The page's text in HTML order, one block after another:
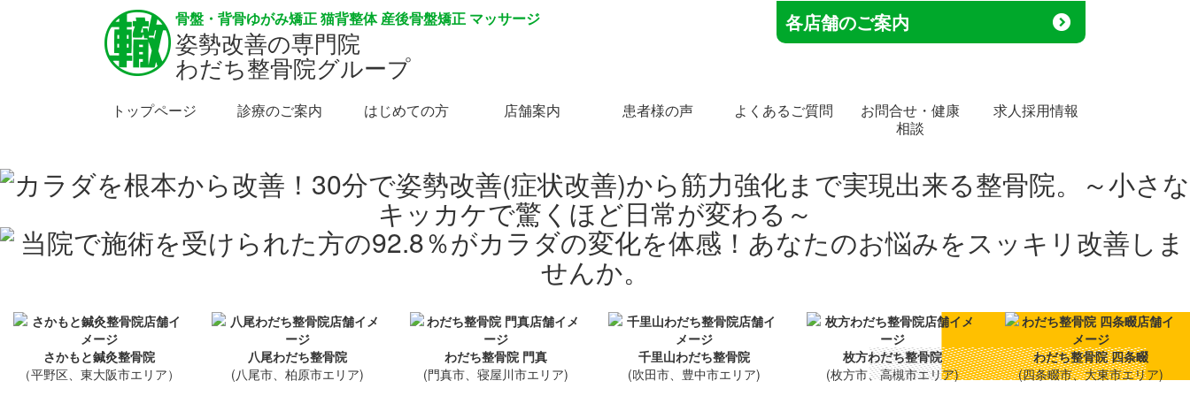
骨盤・背骨ゆがみ矯正 猫背整体 産後骨盤矯正 マッサージ
姿勢改善の専門院
わだち整骨院グループ
各店舗のご案内
トップページ 診療のご案内 はじめての方 店舗案内 患者様の声 よくあるご質問
お問合せ・健康
相談
求人採用情報
さかもと鍼灸整骨院
（平野区、東大阪市エリア）
八尾わだち整骨院
(八尾市、柏原市エリア)
わだち整骨院 門真
(門真市、寝屋川市エリア)
千里山わだち整骨院
(吹田市、豊中市エリア)
枚方わだち整骨院
(枚方市、高槻市エリア)
わだち整骨院 四条畷
(四条畷市、大東市エリア)